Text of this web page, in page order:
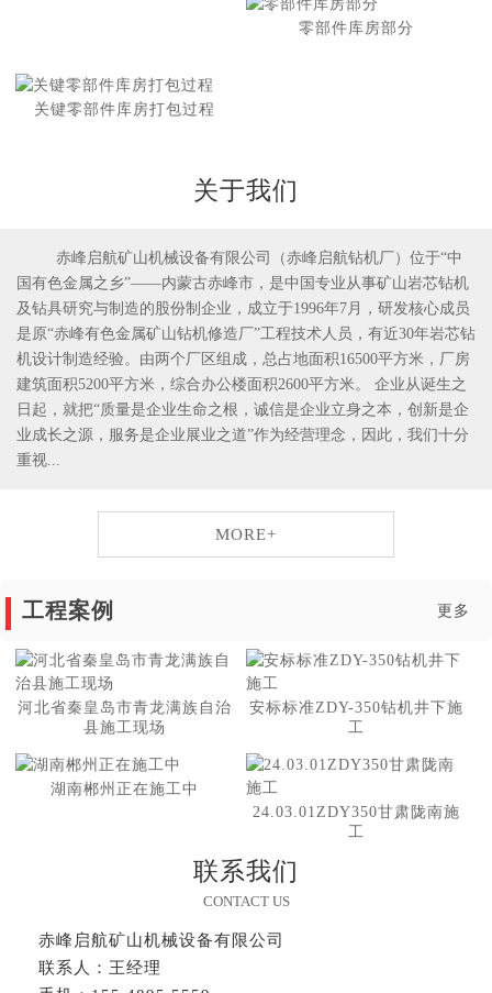
2
零部件库房部分
关键零部件库房打包过程
关于我们
赤峰启航矿山机械设备有限公司（赤峰启航钻机厂）位于“中
国有色金属之乡”——内蒙古赤峰市，是中国专业从事矿山岩芯钻机
及钻具研究与制造的股份制企业，成立于1996年7月，研发核心成员
是原“赤峰有色金属矿山钻机修造厂”工程技术人员，有近30年岩芯钻
机设计制造经验。由两个厂区组成，总占地面积16500平方米，厂房
建筑面积5200平方米，综合办公楼面积2600平方米。 企业从诞生之
日起，就把“质量是企业生命之根，诚信是企业立身之本，创新是企
业成长之源，服务是企业展业之道”作为经营理念，因此，我们十分
重视...
MORE+
工程案例 更多
河北省秦皇岛市青龙满族自治
县施工现场
安标标准ZDY-350钻机井下施
工
湖南郴州正在施工中
24.03.01ZDY350甘肃陇南施
工
联系我们
CONTACT US
赤峰启航矿山机械设备有限公司
联系人：王经理